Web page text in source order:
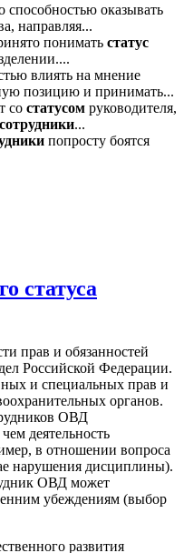
способностью оказывать
направляя...
понимать статус
влиять на мнение
позицию и принимать...
со статусом руководителя,
сотрудники...
попросту боятся
статуса
прав и обязанностей
Российской Федерации.
и специальных прав и
органов.
ОВД
деятельность
в отношении вопроса
нарушения дисциплины).
ОВД может
убеждениям (выбор
развития